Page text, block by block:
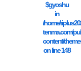
$gyoshu
in
/home/
tenma.com/
content/
on line148